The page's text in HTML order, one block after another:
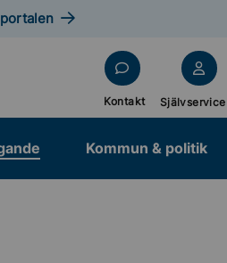
Kontakt Självservice
Kommun & politik